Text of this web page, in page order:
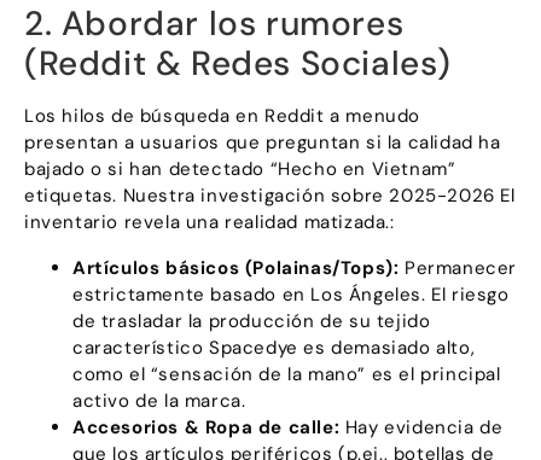
2. Abordar los rumores
(Reddit & Redes Sociales)
Los hilos de búsqueda en Reddit a menudo
presentan a usuarios que preguntan si la calidad ha
bajado o si han detectado “Hecho en Vietnam”
etiquetas. Nuestra investigación sobre 2025-2026 El
inventario revela una realidad matizada.:
Artículos básicos (Polainas/Tops): Permanecer
estrictamente basado en Los Ángeles. El riesgo
de trasladar la producción de su tejido
característico Spacedye es demasiado alto,
como el “sensación de la mano” es el principal
activo de la marca.
Accesorios & Ropa de calle: Hay evidencia de
que los artículos periféricos (p.ej., botellas de